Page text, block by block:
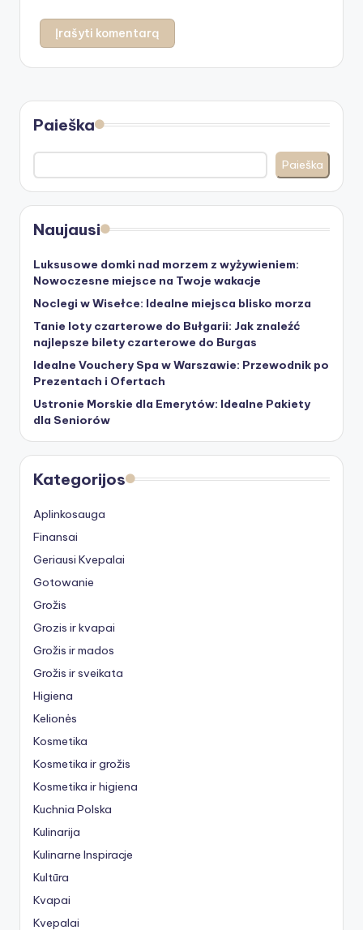
Paieška
Paieška
Naujausi
Luksusowe domki nad morzem z wyżywieniem:
Nowoczesne miejsce na Twoje wakacje
Noclegi w Wisełce: Idealne miejsca blisko morza
Tanie loty czarterowe do Bułgarii: Jak znaleźć
najlepsze bilety czarterowe do Burgas
Idealne Vouchery Spa w Warszawie: Przewodnik po
Prezentach i Ofertach
Ustronie Morskie dla Emerytów: Idealne Pakiety
dla Seniorów
Kategorijos
Aplinkosauga
Finansai
Geriausi Kvepalai
Gotowanie
Grožis
Grozis ir kvapai
Grožis ir mados
Grožis ir sveikata
Higiena
Kelionės
Kosmetika
Kosmetika ir grožis
Kosmetika ir higiena
Kuchnia Polska
Kulinarija
Kulinarne Inspiracje
Kultūra
Kvapai
Kvepalai